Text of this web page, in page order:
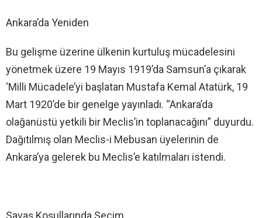
Ankara’da Yeniden
Bu gelişme üzerine ülkenin kurtuluş mücadelesini
yönetmek üzere 19 Mayıs 1919’da Samsun’a çıkarak
‘Milli Mücadele’yi başlatan Mustafa Kemal Atatürk, 19
Mart 1920’de bir genelge yayınladı. “Ankara’da
olağanüstü yetkili bir Meclis’in toplanacağını” duyurdu.
Dağıtılmış olan Meclis-i Mebusan üyelerinin de
Ankara’ya gelerek bu Meclis’e katılmaları istendi.
Savaş Koşullarında Seçim